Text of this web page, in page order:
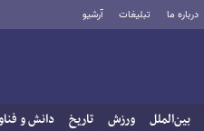
درباره ما تبلیغات آرشیو
بین‌الملل ورزش تاریخ دانش و